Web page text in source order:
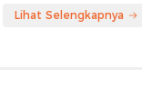
Lihat Selengkapnya